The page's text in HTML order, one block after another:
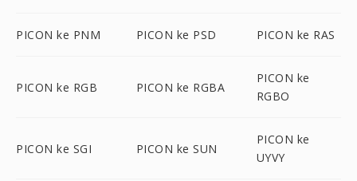
PICON ke PNM PICON ke PSD PICON ke RAS
PICON ke RGB PICON ke RGBA
PICON ke
RGBO
PICON ke SGI PICON ke SUN
PICON ke
UYVY